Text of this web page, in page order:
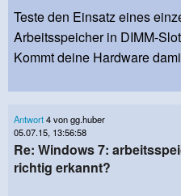
Teste den Einsatz eines
Arbeitsspeicher in DIMM-
Kommt deine Hardware
Antwort4 von gg.huber
05.07.15, 13:56:58
Re: Windows 7:
richtig erkannt?